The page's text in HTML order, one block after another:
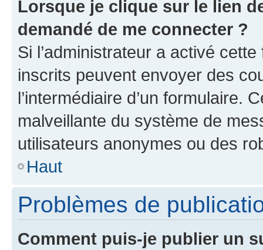
Lorsque je clique sur le lien
demandé de me connecter ?
Si l’administrateur a activé
inscrits peuvent envoyer des
l’intermédiaire d’un formulaire.
malveillante du système de
utilisateurs anonymes ou des
Haut
Problèmes de
Comment puis-je publier un